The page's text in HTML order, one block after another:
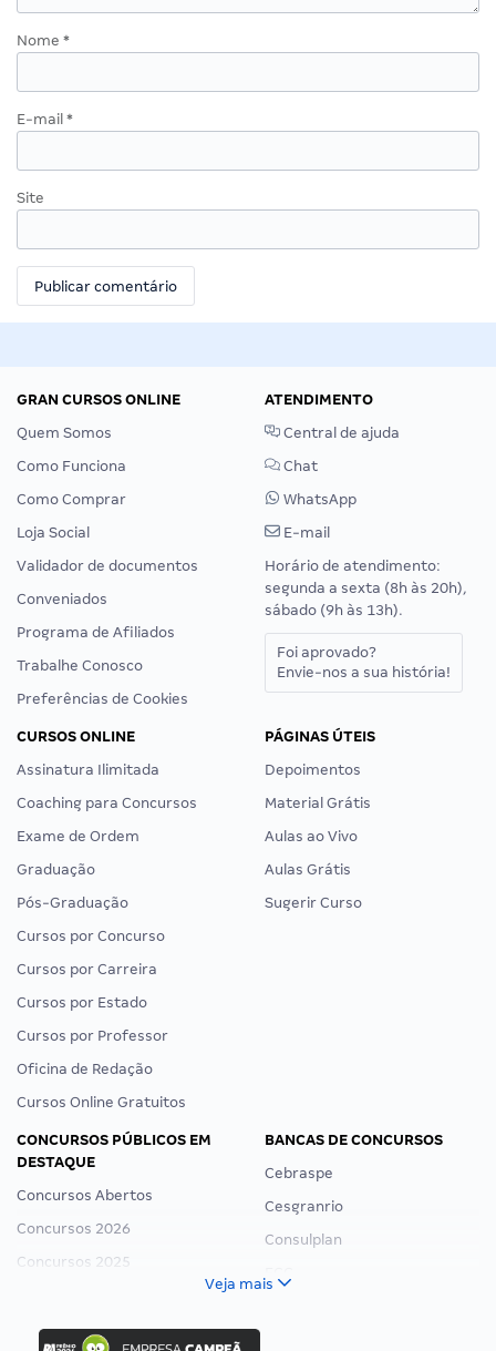
Nome *
E-mail *
Site
GRAN CURSOS ONLINE
Quem Somos
Como Funciona
Como Comprar
Loja Social
Validador de documentos
Conveniados
Programa de Afiliados
Trabalhe Conosco
Preferências de Cookies
ATENDIMENTO
Central de ajuda
Chat
WhatsApp
E-mail
Horário de atendimento:
segunda a sexta (8h às 20h),
sábado (9h às 13h).
Foi aprovado?
Envie-nos a sua história!
CURSOS ONLINE
Assinatura Ilimitada
Coaching para Concursos
Exame de Ordem
Graduação
Pós-Graduação
Cursos por Concurso
Cursos por Carreira
Cursos por Estado
Cursos por Professor
Oficina de Redação
Cursos Online Gratuitos
PÁGINAS ÚTEIS
Depoimentos
Material Grátis
Aulas ao Vivo
Aulas Grátis
Sugerir Curso
CONCURSOS PÚBLICOS EM
DESTAQUE
Concursos Abertos
Concursos 2026
Concursos 2025
Concurso Nacional Unificado
Concurso Ibama
BANCAS DE CONCURSOS
Cebraspe
Cesgranrio
Consulplan
Veja mais